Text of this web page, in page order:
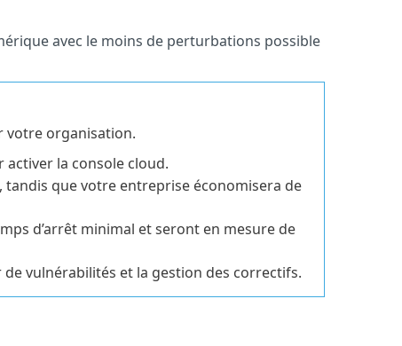
avec le moins de perturbations possible
votre organisation.
activer la console cloud.
tandis que votre entreprise économisera de
d’arrêt minimal et seront en mesure de
vulnérabilités et la gestion des correctifs.